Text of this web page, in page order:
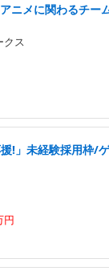
ニメに関わるチー
クス
援!」未経験採用枠/
円